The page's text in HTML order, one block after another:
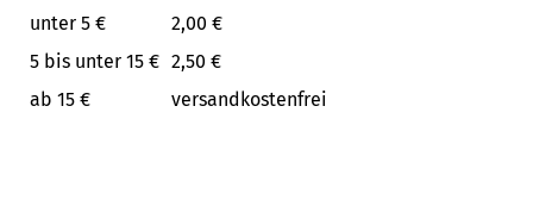
unter 5 €
2,00 €
5 bis unter 15 € 2,50 €
ab 15 €
versandkostenfrei